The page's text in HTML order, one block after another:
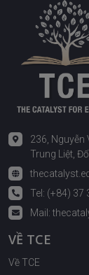
236, Nguyễn
Trung Liệt,
Tel: (+84) 37
Mail:
VỀ TCE
Về TCE